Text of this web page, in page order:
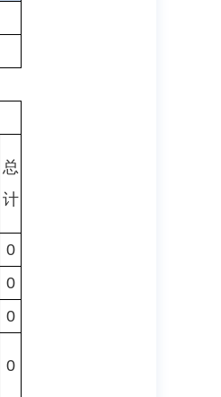
总
计
0
0
0
0